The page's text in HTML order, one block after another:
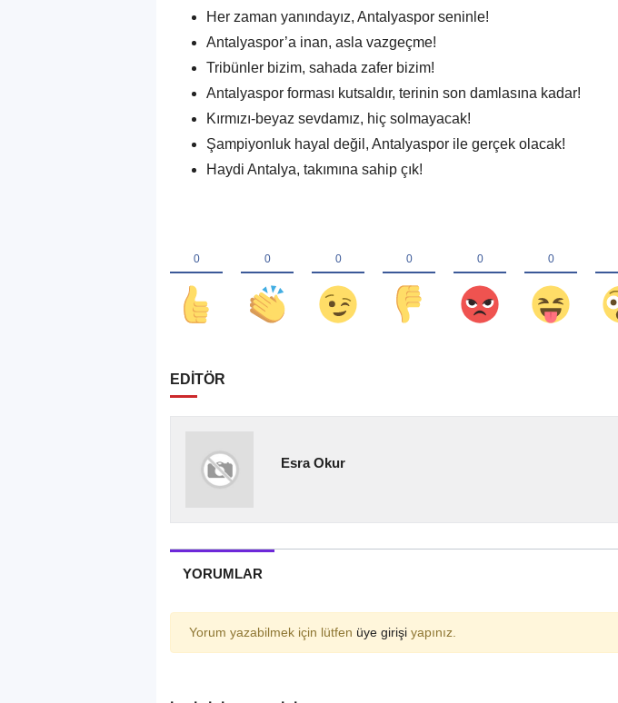
Her zaman yanındayız, Antalyaspor seninle!
Antalyaspor’a inan, asla vazgeçme!
Tribünler bizim, sahada zafer bizim!
Antalyaspor forması kutsaldır, terinin son damlasına kadar!
Kırmızı-beyaz sevdamız, hiç solmayacak!
Şampiyonluk hayal değil, Antalyaspor ile gerçek olacak!
Haydi Antalya, takımına sahip çık!
EDİTÖR
Esra Okur
YORUMLAR
Yorum yazabilmek için lütfen üye girişi yapınız.